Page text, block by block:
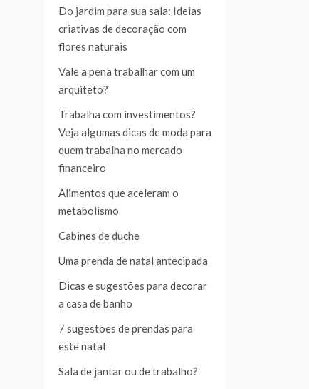
Do jardim para sua sala: Ideias
criativas de decoração com
flores naturais
Vale a pena trabalhar com um
arquiteto?
Trabalha com investimentos?
Veja algumas dicas de moda para
quem trabalha no mercado
financeiro
Alimentos que aceleram o
metabolismo
Cabines de duche
Uma prenda de natal antecipada
Dicas e sugestões para decorar
a casa de banho
7 sugestões de prendas para
este natal
Sala de jantar ou de trabalho?